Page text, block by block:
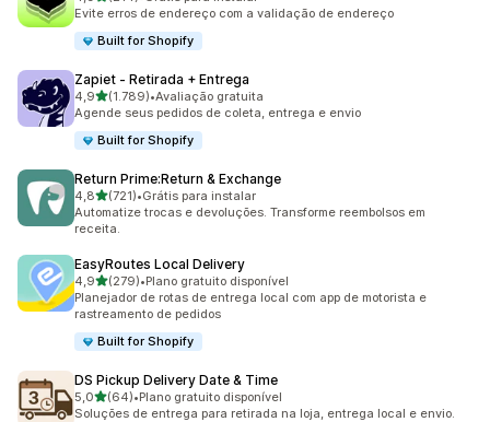
214 avaliações ao todo
Evite erros de endereço com a validação de endereço
Built for Shopify
Zapiet ‑ Retirada + Entrega
4,9de 5 estrelas
(1.789)
1789 avaliações ao todo
•Avaliação gratuita
Agende seus pedidos de coleta, entrega e envio
Built for Shopify
Return Prime:Return & Exchange
4,8de 5 estrelas
(721)
721 avaliações ao todo
•Grátis para instalar
Automatize trocas e devoluções. Transforme reembolsos em
receita.
EasyRoutes Local Delivery
4,9de 5 estrelas
(279)
279 avaliações ao todo
•Plano gratuito disponível
Planejador de rotas de entrega local com app de motorista e
rastreamento de pedidos
Built for Shopify
DS Pickup Delivery Date & Time
5,0de 5 estrelas
(64)
64 avaliações ao todo
•Plano gratuito disponível
Soluções de entrega para retirada na loja, entrega local e envio.